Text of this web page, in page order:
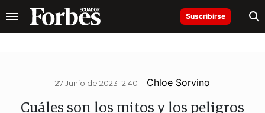
Suscribirse
27 Junio de 2023 12.40 Chloe Sorvino
Cuáles son los mitos y los peligros